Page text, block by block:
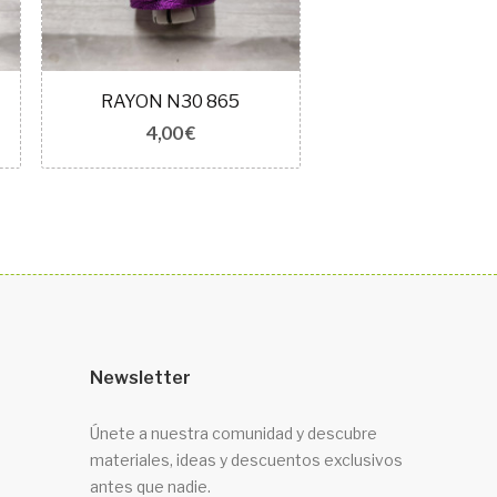
RAYON N30 865
4,00 €
Newsletter
Únete a nuestra comunidad y descubre
materiales, ideas y descuentos exclusivos
antes que nadie.